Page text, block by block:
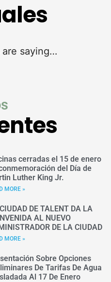
saying…
cerradas el 15 de enero
del Día de
Luther King Jr.
MORE »
DE TALENT DA LA
AL NUEVO
DE LA CIUDAD
MORE »
Sobre Opciones
De Tarifas De Agua
Al 17 De Enero